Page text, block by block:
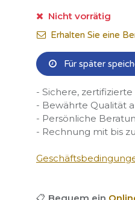
Nicht vorrätig
Erhalten Sie eine
Für später
- Sichere,
- Bewährte Qualität
- Persönliche
- Rechnung mit bis